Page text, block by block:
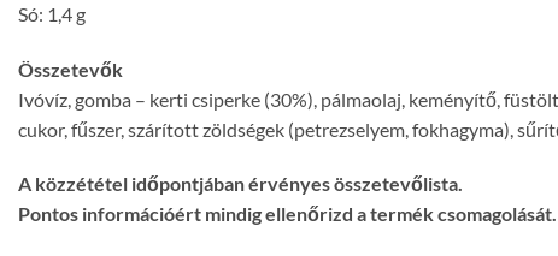
Só: 1,4 g
Összetevők
Ivóvíz, gomba – kerti csiperke (30%), pálmaolaj, keményítő,
cukor, fűszer, szárított zöldségek (petrezselyem, fokhagyma),
A közzététel időpontjában érvényes összetevőlista.
Pontos információért mindig ellenőrizd a termék csomagolását.